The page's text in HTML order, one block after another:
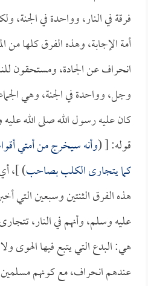
فرقة في النار، وواحدة في
أمة الإجابة، وهذه الفرق كلها
انحراف عن الجادة، ومستحقون
وجل، وواحدة في الجنة، وهي
كان عليه رسول الله صلى الله
قوله: [ (وأنه سيخرج من أمتي
كما يتجارى الكلب بصاحب) ]،
هذه الفرق الثنتين وسبعين التي
عليه وسلم، وأنهم في النار،
هي: البدع التي يتبع فيها الهوى
عندهم انحراف، مع كونهم